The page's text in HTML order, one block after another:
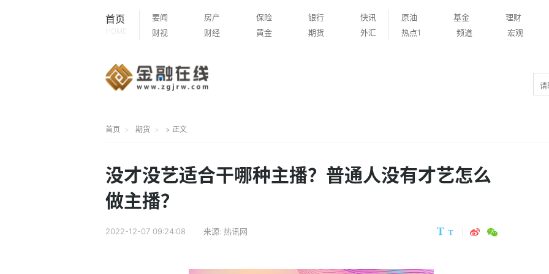
首页
HOME
要闻 房产 保险 银行
快讯
财视
财经 黄金 期货 外汇
原油 基金
理财
热点1
频道 宏观
首页 期货 > 正文
没才没艺适合干哪种主播？普通人没有才艺怎么
做主播？
2022-12-07 09:24:08 来源: 热讯网